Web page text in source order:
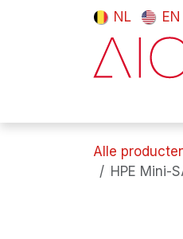
Overslaan naar inhoud
NL EN
Alle
HPE Mini-